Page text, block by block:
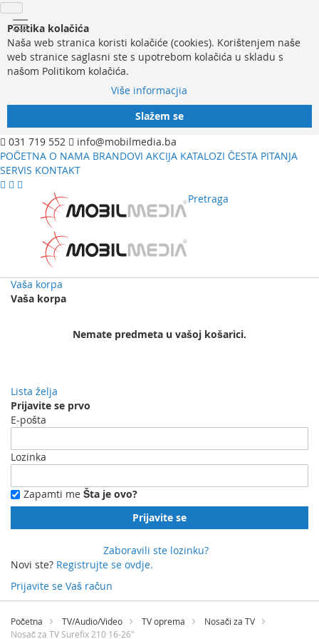
Politika kolačića
Naša web stranica koristi kolačiće (cookies). Korištenjem naše
web stranice saglasni ste s upotrebom kolačića u skladu s
našom Politikom kolačića.
Više informacjia
Slažem se
031 719 552
info@mobilmedia.ba
POČETNA O NAMA BRANDOVI AKCIJA KATALOZI ČESTA PITANJA
SERVIS KONTAKT
Pretraga
Vaša korpa
Vaša korpa
Nemate predmeta u vašoj košarici.
Lista želja
Prijavite se prvo
E-pošta
Lozinka
Zapamti me Šta je ovo?
Prijavite se
Zaboravili ste lozinku?
Novi ste? Registrujte se ovdje.
Prijavite se Vaš račun
Preskočite
sadržaj
Početna TV/Audio/Video TV oprema
Nosači za TV
Nosač za TV Surefix 210 16-26"